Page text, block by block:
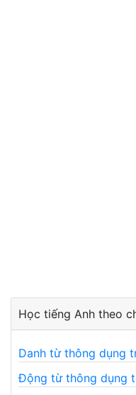
Học tiếng Anh theo
Danh từ thông dụng
Động từ thông dụng